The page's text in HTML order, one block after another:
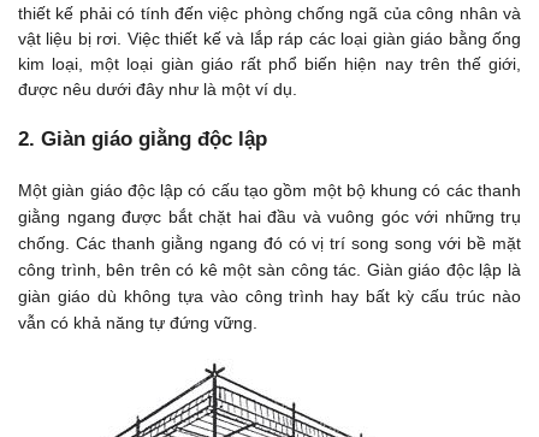
thiết kế phải có tính đến việc phòng chống ngã của công nhân và
vật liệu bị rơi. Việc thiết kế và lắp ráp các loại giàn giáo bằng ống
kim loại, một loại giàn giáo rất phổ biến hiện nay trên thế giới,
được nêu dưới đây như là một ví dụ.
2. Giàn giáo giằng độc lập
Một giàn giáo độc lập có cấu tạo gồm một bộ khung có các thanh
giằng ngang được bắt chặt hai đầu và vuông góc với những trụ
chống. Các thanh giằng ngang đó có vị trí song song với bề mặt
công trình, bên trên có kê một sàn công tác. Giàn giáo độc lập là
giàn giáo dù không tựa vào công trình hay bất kỳ cấu trúc nào
vẫn có khả năng tự đứng vững.